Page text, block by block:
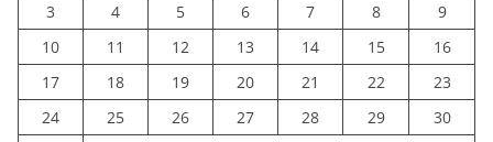
3
4 5 6 7 8
9
10
11 12 13 14 15
16
17
18 19 20 21 22
23
24
25 26 27 28 29 30